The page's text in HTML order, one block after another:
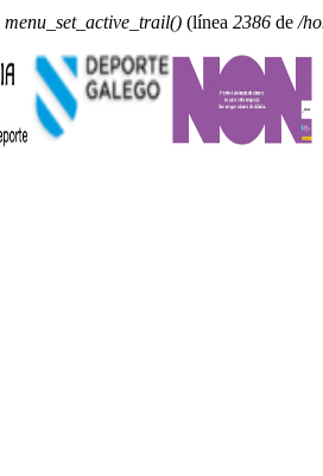
menu_set_active_trail() (línea 2386 de /